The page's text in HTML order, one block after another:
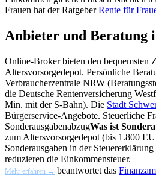
Frauen hat der RatgeberRente für
Anbieter und Beratung
Online-Broker bieten den bequemsten
Altersvorsorgedepot. Persönliche
Verbraucherzentrale NRW
die Deutsche Rentenversicherung
Min. mit der S-Bahn). Die Stadt
Bürgerservice-Angebote. Steuerliche
SonderausgabenabzugWas ist
zum Altersvorsorgedepot (bis 1.800
Sonderausgaben in der
reduzieren die Einkommensteuer.
Mehr erfahren → beantwortet das